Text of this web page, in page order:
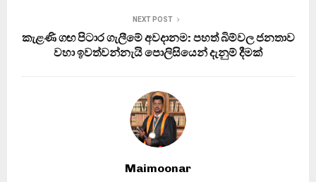
NEXT POST
කැළණි ගඟ පිටාර ගැලීමේ අවදානම: පහත් බිම්වල ජනතාව
වහා ඉවත්වන්නැයි පොලිසියෙන් දැනුම් දීමක්
Maimoonar